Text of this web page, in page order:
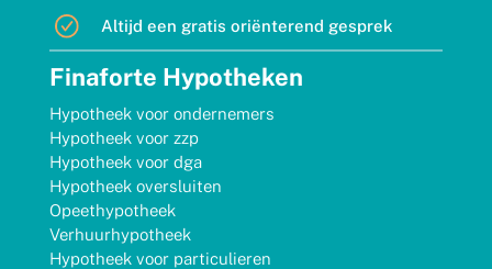
Altijd een gratis oriënterend gesprek
Finaforte Hypotheken
Hypotheek voor ondernemers
Hypotheek voor zzp
Hypotheek voor dga
Hypotheek oversluiten
Opeethypotheek
Verhuurhypotheek
Hypotheek voor particulieren